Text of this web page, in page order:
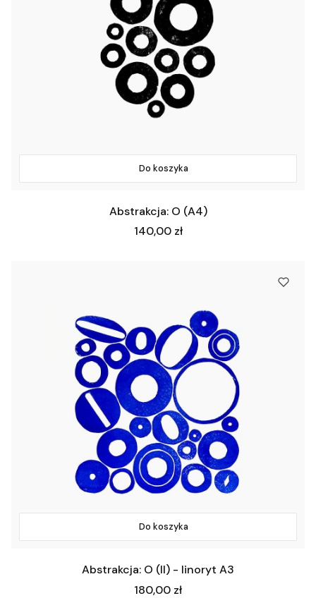
Do koszyka
Abstrakcja: O (A4)
Cena
140,00 zł
Do koszyka
Abstrakcja: O (II) - linoryt A3
Cena
180,00 zł